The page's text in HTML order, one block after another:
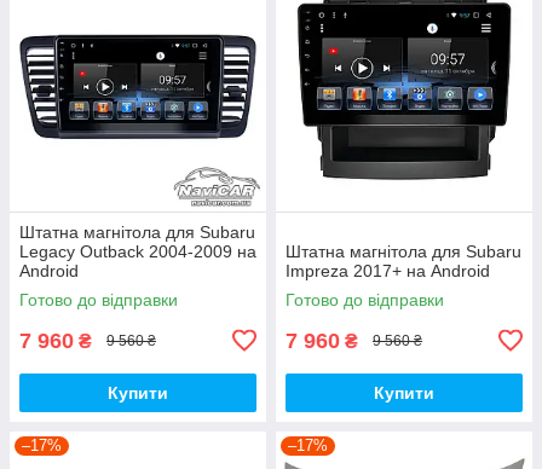
Штатна магнітола для Subaru
Legacy Outback 2004-2009 на
Android
Готово до відправки
7 960 ₴ 9 560 ₴
Купити
Штатна магнітола для Subaru
Impreza 2017+ на Android
Готово до відправки
7 960 ₴ 9 560 ₴
Купити
–17% –17%